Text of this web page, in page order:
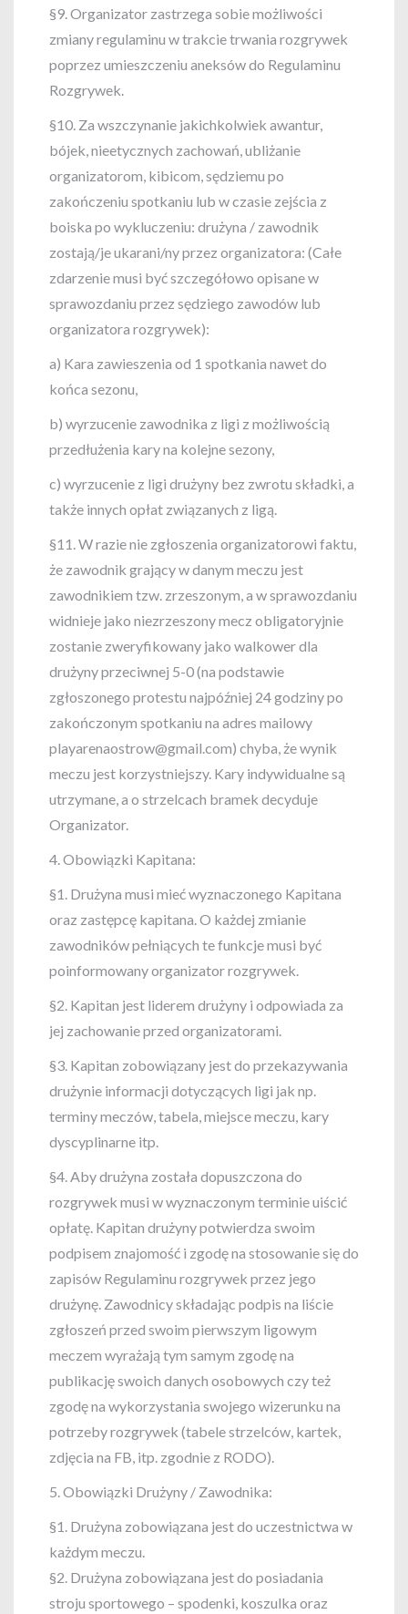
§9. Organizator zastrzega sobie możliwości
zmiany regulaminu w trakcie trwania rozgrywek
poprzez umieszczeniu aneksów do Regulaminu
Rozgrywek.
§10. Za wszczynanie jakichkolwiek awantur,
bójek, nieetycznych zachowań, ubliżanie
organizatorom, kibicom, sędziemu po
zakończeniu spotkaniu lub w czasie zejścia z
boiska po wykluczeniu: drużyna / zawodnik
zostają/je ukarani/ny przez organizatora: (Całe
zdarzenie musi być szczegółowo opisane w
sprawozdaniu przez sędziego zawodów lub
organizatora rozgrywek):
a) Kara zawieszenia od 1 spotkania nawet do
końca sezonu,
b) wyrzucenie zawodnika z ligi z możliwością
przedłużenia kary na kolejne sezony,
c) wyrzucenie z ligi drużyny bez zwrotu składki, a
także innych opłat związanych z ligą.
§11. W razie nie zgłoszenia organizatorowi faktu,
że zawodnik grający w danym meczu jest
zawodnikiem tzw. zrzeszonym, a w sprawozdaniu
widnieje jako niezrzeszony mecz obligatoryjnie
zostanie zweryfikowany jako walkower dla
drużyny przeciwnej 5-0 (na podstawie
zgłoszonego protestu najpóźniej 24 godziny po
zakończonym spotkaniu na adres mailowy
playarenaostrow@gmail.com) chyba, że wynik
meczu jest korzystniejszy. Kary indywidualne są
utrzymane, a o strzelcach bramek decyduje
Organizator.
4. Obowiązki Kapitana:
§1. Drużyna musi mieć wyznaczonego Kapitana
oraz zastępcę kapitana. O każdej zmianie
zawodników pełniących te funkcje musi być
poinformowany organizator rozgrywek.
§2. Kapitan jest liderem drużyny i odpowiada za
jej zachowanie przed organizatorami.
§3. Kapitan zobowiązany jest do przekazywania
drużynie informacji dotyczących ligi jak np.
terminy meczów, tabela, miejsce meczu, kary
dyscyplinarne itp.
§4. Aby drużyna została dopuszczona do
rozgrywek musi w wyznaczonym terminie uiścić
opłatę. Kapitan drużyny potwierdza swoim
podpisem znajomość i zgodę na stosowanie się do
zapisów Regulaminu rozgrywek przez jego
drużynę. Zawodnicy składając podpis na liście
zgłoszeń przed swoim pierwszym ligowym
meczem wyrażają tym samym zgodę na
publikację swoich danych osobowych czy też
zgodę na wykorzystania swojego wizerunku na
potrzeby rozgrywek (tabele strzelców, kartek,
zdjęcia na FB, itp. zgodnie z RODO).
5. Obowiązki Drużyny / Zawodnika:
§1. Drużyna zobowiązana jest do uczestnictwa w
każdym meczu.
§2. Drużyna zobowiązana jest do posiadania
stroju sportowego – spodenki, koszulka oraz